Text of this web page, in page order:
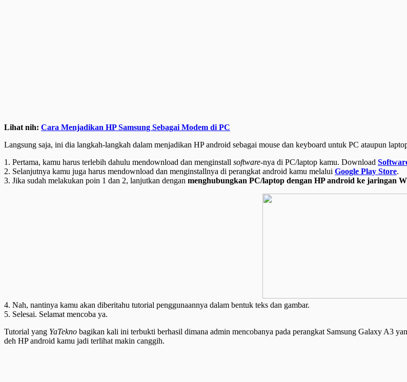
Lihat nih: Cara Menjadikan HP Samsung Sebagai Modem di PC
Langsung saja, ini dia langkah-langkah dalam menjadikan HP android sebagai mouse dan keyboard untuk PC ataupun
1. Pertama, kamu harus terlebih dahulu mendownload dan menginstall software-nya di PC/laptop kamu. Download
2. Selanjutnya kamu juga harus mendownload dan menginstallnya di perangkat android kamu melalui Google Play Store.
3. Jika sudah melakukan poin 1 dan 2, lanjutkan dengan menghubungkan PC/laptop dengan HP android ke jaringan
4. Nah, nantinya kamu akan diberitahu tutorial penggunaannya dalam bentuk teks dan gambar.
5. Selesai. Selamat mencoba ya.
Tutorial yang YaTekno bagikan kali ini terbukti berhasil dimana admin mencobanya pada perangkat Samsung Galaxy A3
deh HP android kamu jadi terlihat makin canggih.